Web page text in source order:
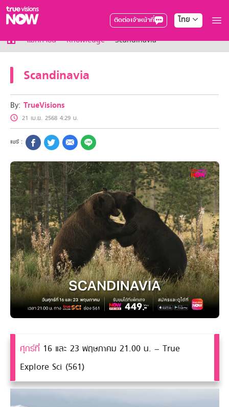
ติดต่อเจ้าหน้าที่ ไทย
True AF2026
แพ็กเกจ
NOW SPORTS
NOW Muay Thai
แพ็กเกจทรูวิชันส์นาวทั้งหมด
เคเบิลและจานดาวเทียม
สิทธิพิเศษ
สิทธิพิเศษลูกค้าทรูวิชั่นส์
HoReCa
แพ็กเกจสำหรับผู้ประกอบการ
หาร้านร่วมรายการ
FAQs
แม็กกาซีน Knowledge Scandinavia
Scandinavia
By: TrueVisions
21 เม.ย. 2568 4:29 น.
ศุกร์ที่ 16 และ 23 พฤษภาคม 21.00 น. – True
Explore Sci (561)